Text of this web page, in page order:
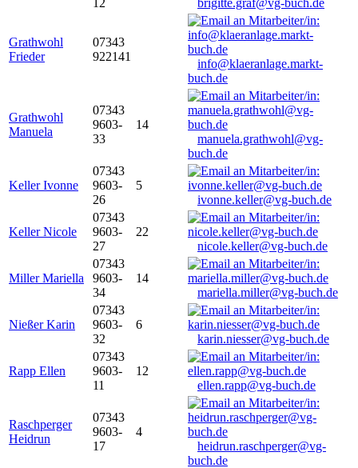
12
brigitte.graf@vg-buch.de
Grathwohl
Frieder
07343
922141
info@klaeranlage.markt-
buch.de
Grathwohl
Manuela
07343
9603-
33
14
manuela.grathwohl@vg-
buch.de
Keller Ivonne
07343
9603-
26
5
ivonne.keller@vg-buch.de
Keller Nicole
07343
9603-
27
22
nicole.keller@vg-buch.de
Miller Mariella
07343
9603-
34
14
mariella.miller@vg-buch.de
Nießer Karin
07343
9603-
32
6
karin.niesser@vg-buch.de
Rapp Ellen
07343
9603-
11
12
ellen.rapp@vg-buch.de
Raschperger
Heidrun
07343
9603-
17
4
heidrun.raschperger@vg-
buch.de